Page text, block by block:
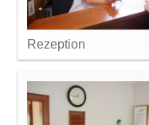
Rezeption